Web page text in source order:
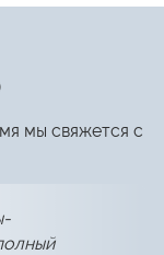
мы свяжется с